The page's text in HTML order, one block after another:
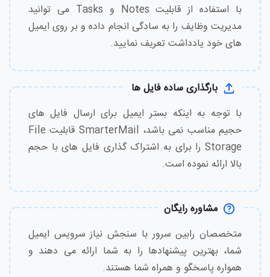
با استفاده از قابلیت Notes و Tasks می توانید
مدیریت وظایف را به سادگی انجام داده و بر روی ایمیل
های خود یادداشت تعریف نمایید.
بارگذاری ساده فایل ها
با توجه به اینکه بستر ایمیل برای ارسال فایل های
حجیم مناسب نمی باشد، SmarterMail قابلیت File
Storage را برای به اشتراک گذاری فایل های با حجم
بالا ارائه نموده است.
مشاوره رایگان
متخصصان رابین سرور با سنجش نیاز سرویس ایمیل
شما، بهترین پیشنهادها را به شما ارائه می دهند و
همواره پاسخگو و همراه شما هستند.